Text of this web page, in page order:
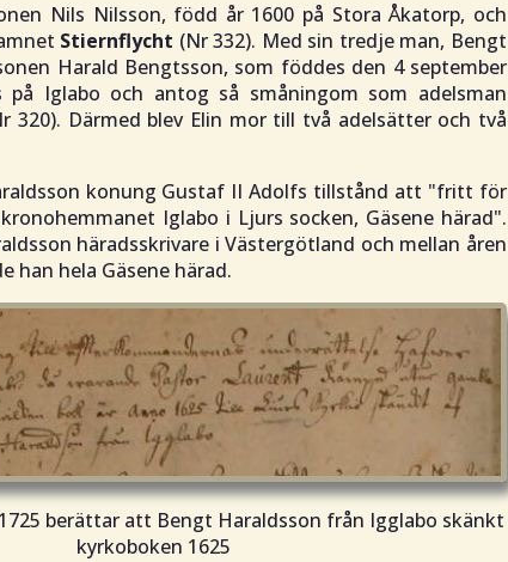
Nils Nilsson, född år 1600 på Stora Åkatorp, och
Stiernflycht (Nr 332). Med sin tredje man, Bengt
Harald Bengtsson, som föddes den 4 september
på Iglabo och antog så småningom som adelsman
320). Därmed blev Elin mor till två adelsätter och två
konung Gustaf II Adolfs tillstånd att "fritt för
Iglabo i Ljurs socken, Gäsene härad".
häradsskrivare i Västergötland och mellan åren
han hela Gäsene härad.
berättar att Bengt Haraldsson från Igglabo skänkt
kyrkoboken 1625